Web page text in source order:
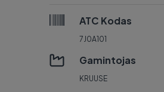
ATC Kodas
7J0A101
Gamintojas
KRUUSE